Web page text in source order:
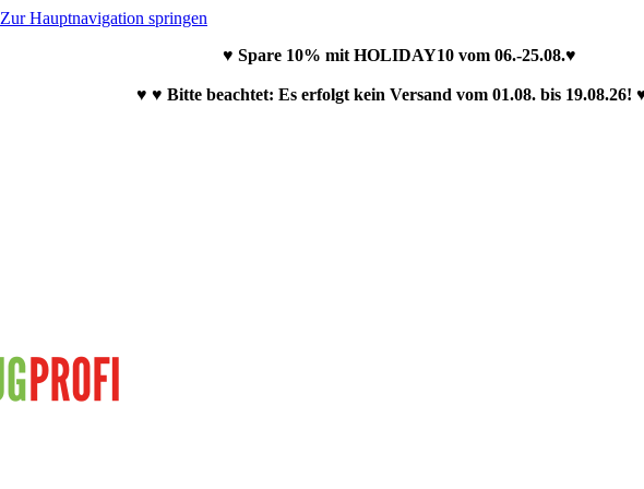
Zur Hauptnavigation springen
♥ Spare 10% mit HOLIDAY10 vom 06.-25.08.♥
♥ ♥ Bitte beachtet: Es erfolgt kein Versand vom 01.08. bis 19.08.26!